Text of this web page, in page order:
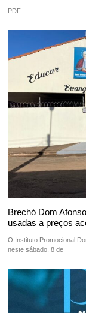
PDF
Brechó Dom
usadas a preços
O Instituto Promocional
neste sábado, 8 de